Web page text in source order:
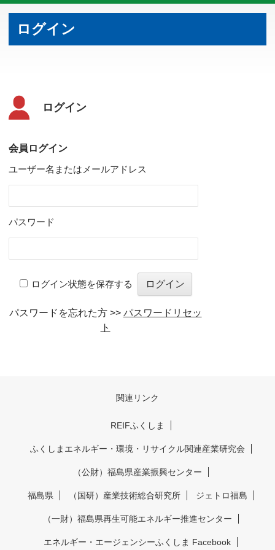
ログイン
ログイン
会員ログイン
ユーザー名またはメールアドレス
パスワード
ログイン状態を保存する
パスワードを忘れた方 >> パスワードリセッ
ト
関連リンク
REIFふくしま
ふくしまエネルギー・環境・リサイクル関連産業研究会
（公財）福島県産業振興センター
福島県 （国研）産業技術総合研究所 ジェトロ福島
（一財）福島県再生可能エネルギー推進センター
エネルギー・エージェンシーふくしま Facebook